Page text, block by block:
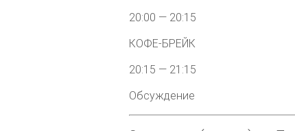
20:00 — 20:15
КОФЕ-БРЕЙК
20:15 — 21:15
Обсуждение